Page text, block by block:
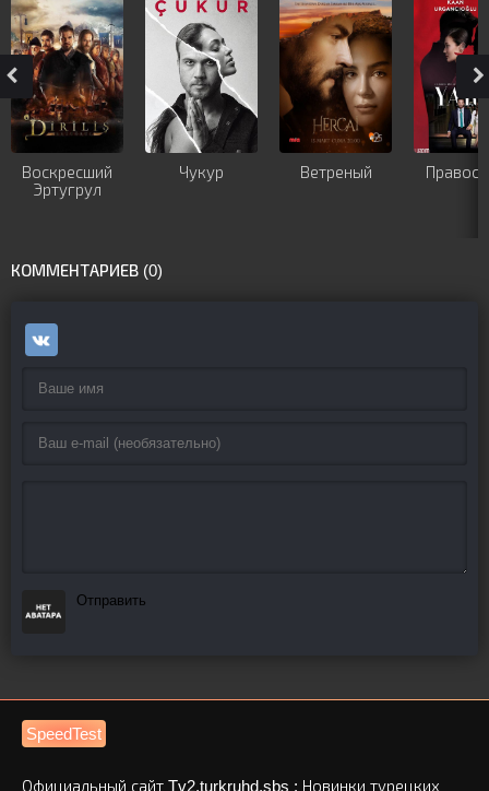
Воскресший
Эртугрул
Чукур Ветреный
КОММЕНТАРИЕВ (0)
Отправить
SpeedTest
Официальный сайт Tv2.turkruhd.sbs : Новинки турецких